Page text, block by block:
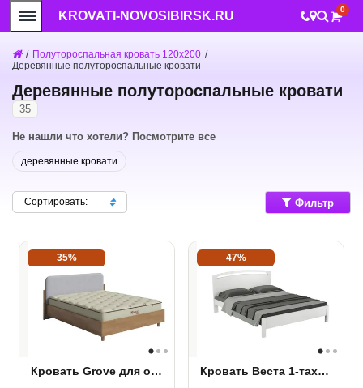
KROVATI-NOVOSIBIRSK.RU 0
/ Полутороспальная кровать 120x200 /
Деревянные полутороспальные кровати
Деревянные полутороспальные кровати
35
Не нашли что хотели? Посмотрите все
деревянные кровати
Сортировать: Фильтр
35%
Кровать Grove для основания ПМ
47%
Кровать Веста 1-тахта-R сосна